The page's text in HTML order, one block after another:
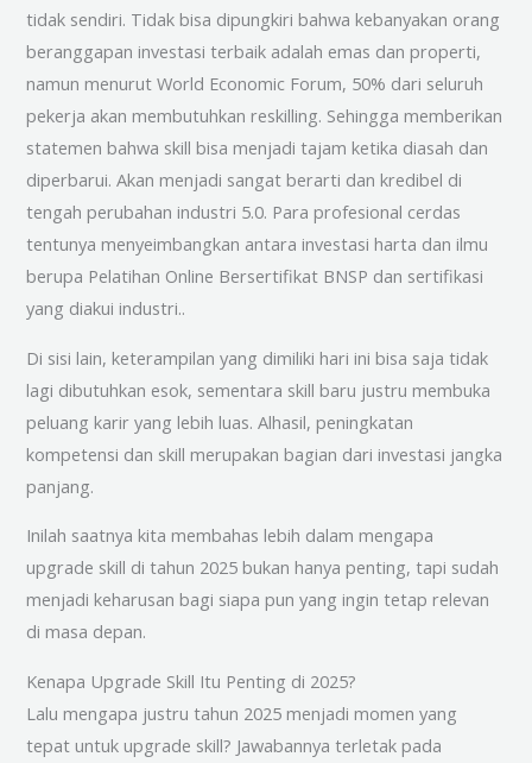
tidak sendiri. Tidak bisa dipungkiri bahwa kebanyakan orang
beranggapan investasi terbaik adalah emas dan properti,
namun menurut World Economic Forum, 50% dari seluruh
pekerja akan membutuhkan reskilling. Sehingga memberikan
statemen bahwa skill bisa menjadi tajam ketika diasah dan
diperbarui. Akan menjadi sangat berarti dan kredibel di
tengah perubahan industri 5.0. Para profesional cerdas
tentunya menyeimbangkan antara investasi harta dan ilmu
berupa Pelatihan Online Bersertifikat BNSP dan sertifikasi
yang diakui industri..
Di sisi lain, keterampilan yang dimiliki hari ini bisa saja tidak
lagi dibutuhkan esok, sementara skill baru justru membuka
peluang karir yang lebih luas. Alhasil, peningkatan
kompetensi dan skill merupakan bagian dari investasi jangka
panjang.
Inilah saatnya kita membahas lebih dalam mengapa
upgrade skill di tahun 2025 bukan hanya penting, tapi sudah
menjadi keharusan bagi siapa pun yang ingin tetap relevan
di masa depan.
Kenapa Upgrade Skill Itu Penting di 2025?
Lalu mengapa justru tahun 2025 menjadi momen yang
tepat untuk upgrade skill? Jawabannya terletak pada